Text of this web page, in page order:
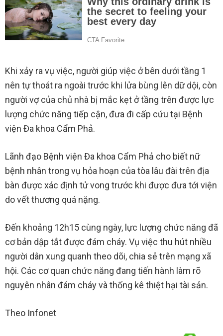
Khi xảy ra vụ việc, người giúp việc ở bên dưới tầng 1
nên tự thoát ra ngoài trước khi lửa bùng lên dữ dội, còn
người vợ của chủ nhà bị mắc kẹt ở tầng trên được lực
lượng chức năng tiếp cận, đưa đi cấp cứu tại Bệnh
viện Đa khoa Cẩm Phả.
Lãnh đạo Bệnh viện Đa khoa Cẩm Phả cho biết nữ
bệnh nhân trong vụ hỏa hoạn của tòa lâu đài trên địa
bàn được xác định tử vong trước khi được đưa tới viện
do vết thương quá nặng.
Đến khoảng 12h15 cùng ngày, lực lượng chức năng đã
cơ bản dập tắt được đám cháy. Vụ việc thu hút nhiều
người dân xung quanh theo dõi, chia sẻ trên mạng xã
hội. Các cơ quan chức năng đang tiến hành làm rõ
nguyên nhân đám cháy và thống kê thiệt hại tài sản.
Theo Infonet